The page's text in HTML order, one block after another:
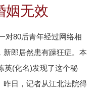
姻无效
80后青年经过网络相
郎居然患有躁狂症。本
英(化名)发现了这个秘
昨日，记者从江北法院得